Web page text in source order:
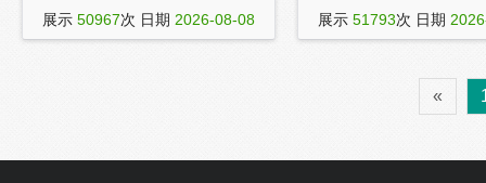
展示 50967次 日期 2026-08-08 技_LOL脚本_DNF脚本
797卡盟（www.0797ky.com
定的穿越火线排位辅助_绝地
_csgo账号和csgo辅助_吃鸡
永劫无间黑号,选购游戏排位号
展示 51793次 日期
«